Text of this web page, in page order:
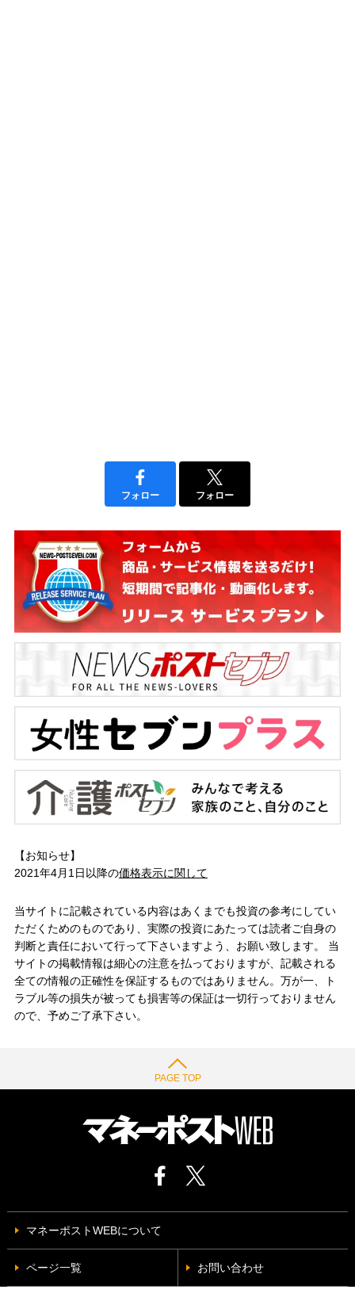
フォロー フォロー
【お知らせ】
2021年4月1日以降の価格表示に関して
当サイトに記載されている内容はあくまでも投資の参考にしてい
ただくためのものであり、実際の投資にあたっては読者ご自身の
判断と責任において行って下さいますよう、お願い致します。 当
サイトの掲載情報は細心の注意を払っておりますが、記載される
全ての情報の正確性を保証するものではありません。万が一、ト
ラブル等の損失が被っても損害等の保証は一切行っておりません
ので、予めご了承下さい。
PAGE TOP
マネーポストWEBについて
ページ一覧 お問い合わせ